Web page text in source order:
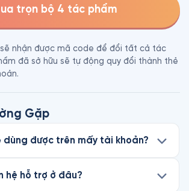
trọn bộ 4 tác phẩm
sẽ nhận được mã code để đổi tất cả tác
đã sở hữu sẽ tự động quy đổi thành thẻ
Gặp
dùng được trên mấy tài khoản?
hệ hỗ trợ ở đâu?